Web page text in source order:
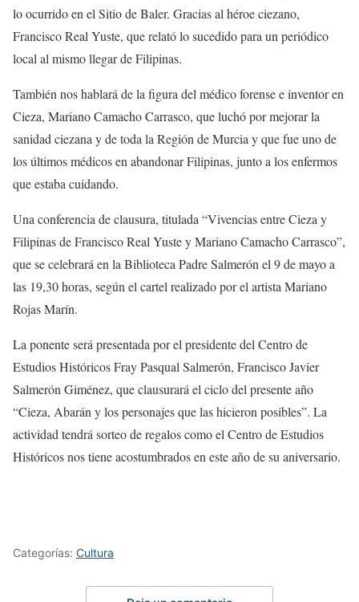
lo ocurrido en el Sitio de Baler. Gracias al héroe ciezano,
Francisco Real Yuste, que relató lo sucedido para un periódico
local al mismo llegar de Filipinas.
También nos hablará de la figura del médico forense e inventor en
Cieza, Mariano Camacho Carrasco, que luchó por mejorar la
sanidad ciezana y de toda la Región de Murcia y que fue uno de
los últimos médicos en abandonar Filipinas, junto a los enfermos
que estaba cuidando.
Una conferencia de clausura, titulada “Vivencias entre Cieza y
Filipinas de Francisco Real Yuste y Mariano Camacho Carrasco”,
que se celebrará en la Biblioteca Padre Salmerón el 9 de mayo a
las 19,30 horas, según el cartel realizado por el artista Mariano
Rojas Marín.
La ponente será presentada por el presidente del Centro de
Estudios Históricos Fray Pasqual Salmerón, Francisco Javier
Salmerón Giménez, que clausurará el ciclo del presente año
“Cieza, Abarán y los personajes que las hicieron posibles”. La
actividad tendrá sorteo de regalos como el Centro de Estudios
Históricos nos tiene acostumbrados en este año de su aniversario.
Categorías: Cultura